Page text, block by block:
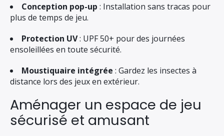
Conception pop-up : Installation sans tracas pour
plus de temps de jeu.
Protection UV: UPF 50+ pour des journées
ensoleillées en toute sécurité.
Moustiquaire intégrée : Gardez les insectes à
distance lors des jeux en extérieur.
Aménager un espace de jeu
sécurisé et amusant